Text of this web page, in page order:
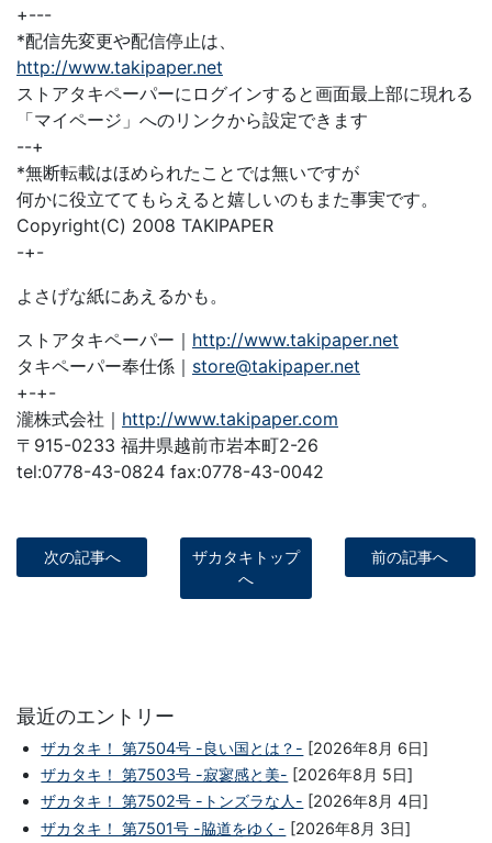
+---
*配信先変更や配信停止は、
http://www.takipaper.net
ストアタキペーパーにログインすると画面最上部に現れる
「マイページ」へのリンクから設定できます
--+
*無断転載はほめられたことでは無いですが
何かに役立ててもらえると嬉しいのもまた事実です。
Copyright(C) 2008 TAKIPAPER
-+-
よさげな紙にあえるかも。
ストアタキペーパー｜ http://www.takipaper.net
タキペーパー奉仕係｜ store@takipaper.net
+-+-
瀧株式会社｜ http://www.takipaper.com
〒915-0233 福井県越前市岩本町2-26
tel:0778-43-0824 fax:0778-43-0042
次の記事へ
ザカタキトップ
へ
前の記事へ
最近のエントリー
ザカタキ！ 第7504号 -良い国とは？- [2026年8月 6日]
ザカタキ！ 第7503号 -寂寥感と美- [2026年8月 5日]
ザカタキ！ 第7502号 -トンズラな人- [2026年8月 4日]
ザカタキ！ 第7501号 -脇道をゆく- [2026年8月 3日]